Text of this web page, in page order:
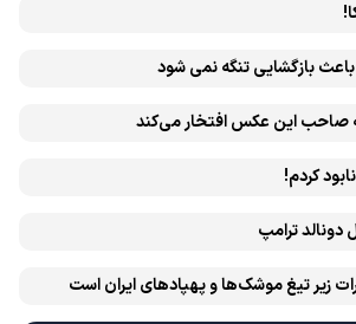
باعث بازگشایی تنگه نمی شود
صاحب این عکس افتخار می‌کند
کردم!
دونالد ترامپ
زیر تیغ موشک‌ها و پهپادهای ایران است